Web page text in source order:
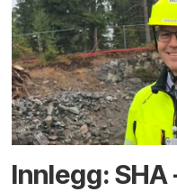
Innlegg: